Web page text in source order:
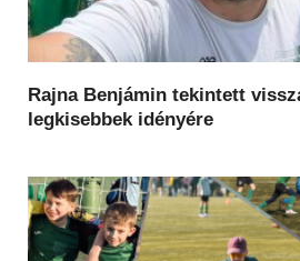
Rajna Benjámin tekintett
legkisebbek idényére